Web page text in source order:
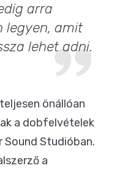
arra
legyen, amit
lehet adni.
önállóan
a dobfelvételek
Sound Studióban.
a